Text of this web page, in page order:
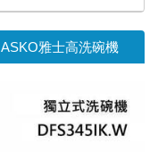
ASKO雅士高洗碗機